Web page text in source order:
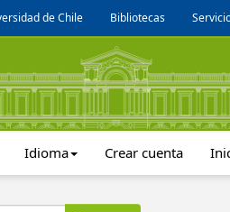
de Chile Bibliotecas
Idioma Crear cuenta